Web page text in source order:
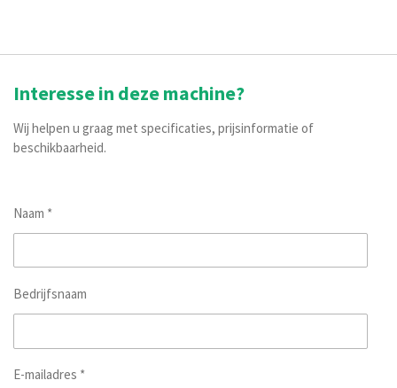
Interesse in deze machine?
Wij helpen u graag met specificaties, prijsinformatie of
beschikbaarheid.
Naam *
Bedrijfsnaam
E-mailadres *